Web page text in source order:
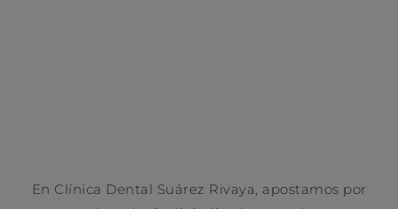
En Clínica Dental Suárez Rivaya, apostamos por